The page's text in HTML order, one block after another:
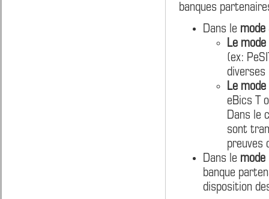
banques
Dans le mode
Le
(ex:
diverses
Le
eBics T
Dans le
sont
preuves
Dans le
banque
disposition